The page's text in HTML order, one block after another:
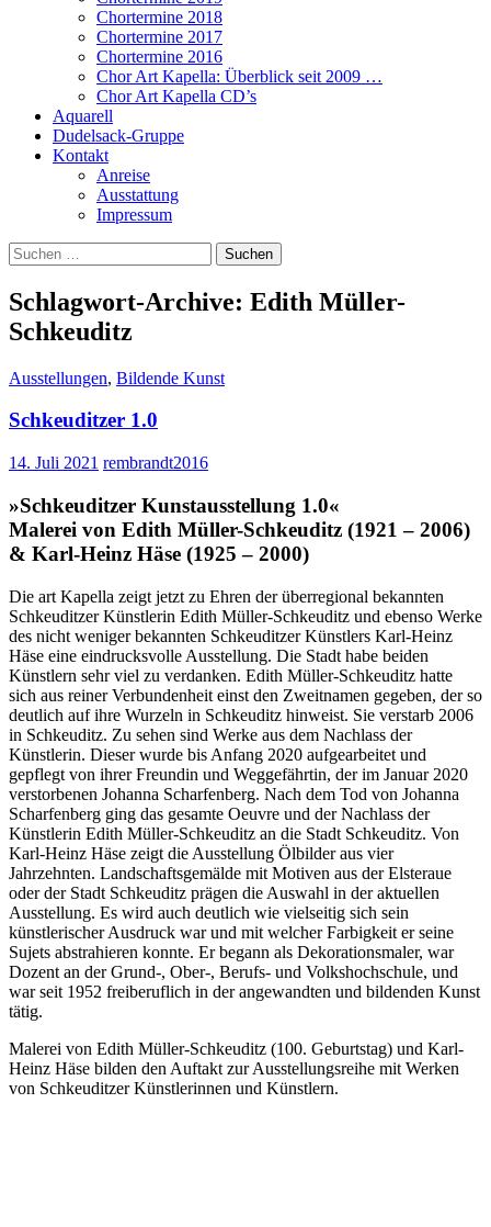
Chortermine 2018
Chortermine 2017
Chortermine 2016
Chor Art Kapella: Überblick seit 2009 …
Chor Art Kapella CD’s
Aquarell
Dudelsack-Gruppe
Kontakt
Anreise
Ausstattung
Impressum
Suchen
nach:
Schlagwort-Archive: Edith Müller-
Schkeuditz
Ausstellungen, Bildende Kunst
Schkeuditzer 1.0
14. Juli 2021 rembrandt2016
»Schkeuditzer Kunstausstellung 1.0«
Malerei von Edith Müller-Schkeuditz (1921 – 2006)
& Karl-Heinz Häse (1925 – 2000)
Die art Kapella zeigt jetzt zu Ehren der überregional bekannten
Schkeuditzer Künstlerin Edith Müller-Schkeuditz und ebenso Werke
des nicht weniger bekannten Schkeuditzer Künstlers Karl-Heinz
Häse eine eindrucksvolle Ausstellung. Die Stadt habe beiden
Künstlern sehr viel zu verdanken. Edith Müller-Schkeuditz hatte
sich aus reiner Verbundenheit einst den Zweitnamen gegeben, der so
deutlich auf ihre Wurzeln in Schkeuditz hinweist. Sie verstarb 2006
in Schkeuditz. Zu sehen sind Werke aus dem Nachlass der
Künstlerin. Dieser wurde bis Anfang 2020 aufgearbeitet und
gepflegt von ihrer Freundin und Weggefährtin, der im Januar 2020
verstorbenen Johanna Scharfenberg. Nach dem Tod von Johanna
Scharfenberg ging das gesamte Oeuvre und der Nachlass der
Künstlerin Edith Müller-Schkeuditz an die Stadt Schkeuditz. Von
Karl-Heinz Häse zeigt die Ausstellung Ölbilder aus vier
Jahrzehnten. Landschaftsgemälde mit Motiven aus der Elsteraue
oder der Stadt Schkeuditz prägen die Auswahl in der aktuellen
Ausstellung. Es wird auch deutlich wie vielseitig sich sein
künstlerischer Ausdruck war und mit welcher Farbigkeit er seine
Sujets abstrahieren konnte. Er begann als Dekorationsmaler, war
Dozent an der Grund-, Ober-, Berufs- und Volkshochschule, und
war seit 1952 freiberuflich in der angewandten und bildenden Kunst
tätig.
Malerei von Edith Müller-Schkeuditz (100. Geburtstag) und Karl-
Heinz Häse bilden den Auftakt zur Ausstellungsreihe mit Werken
von Schkeuditzer Künstlerinnen und Künstlern.